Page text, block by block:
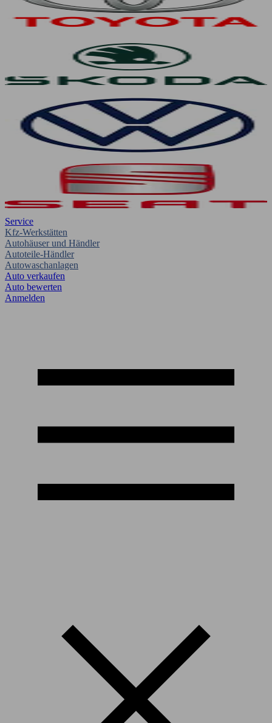
Service
Kfz-Werkstätten
Autohäuser und Händler
Autoteile-Händler
Autowaschanlagen
Auto verkaufen
Auto bewerten
Anmelden